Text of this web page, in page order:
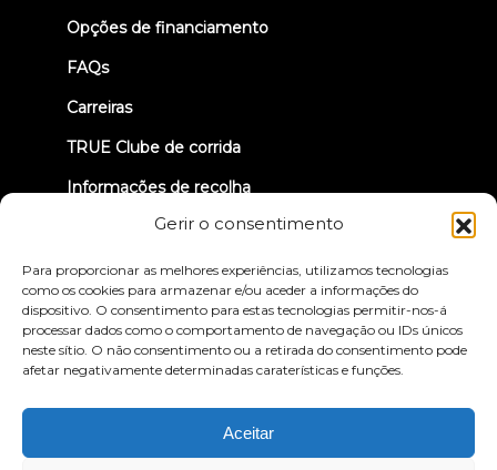
Gerir o consentimento
Para proporcionar as melhores experiências, utilizamos tecnologias
como os cookies para armazenar e/ou aceder a informações do
dispositivo. O consentimento para estas tecnologias permitir-nos-á
processar dados como o comportamento de navegação ou IDs únicos
neste sítio. O não consentimento ou a retirada do consentimento pode
afetar negativamente determinadas caraterísticas e funções.
Aceitar
Opções de financiamento
FAQs
Carreiras
TRUE Clube de corrida
Informações de recolha
© 2026 True Fitness. All Rights Reserved
Política de privacidade
Termos e condições
Declaração de acessibilidade